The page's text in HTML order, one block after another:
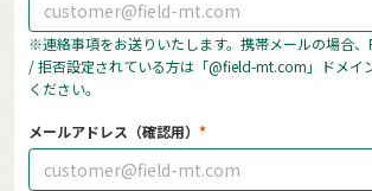
※連絡事項をお送りいたします。携帯メールの場合
/ 拒否設定されている方は「@field-mt.com」ドメイ
ください。
メールアドレス（確認用）